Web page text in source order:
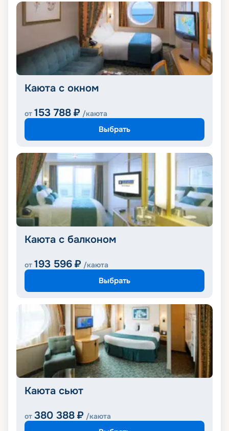
Каюта с окном
от 153 788 ₽ /каюта
Выбрать
Каюта с балконом
от 193 596 ₽ /каюта
Выбрать
Каюта сьют
от 380 388 ₽ /каюта